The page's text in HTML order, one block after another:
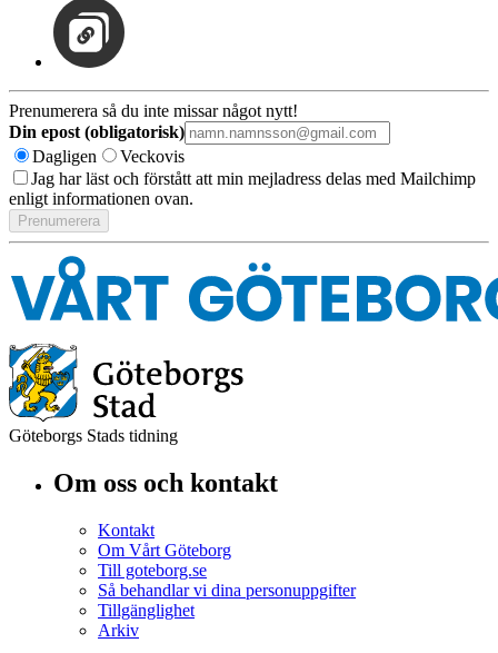
Prenumerera så du inte missar något nytt!
Din epost (obligatorisk)
Dagligen
Veckovis
Jag har läst och förstått att min mejladress delas med Mailchimp
enligt informationen ovan.
Göteborgs Stads tidning
Om oss och kontakt
Kontakt
Om Vårt Göteborg
Till goteborg.se
Så behandlar vi dina personuppgifter
Tillgänglighet
Arkiv